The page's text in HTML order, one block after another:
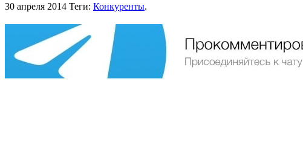
30 апреля 2014 Теги: Конкуренты.